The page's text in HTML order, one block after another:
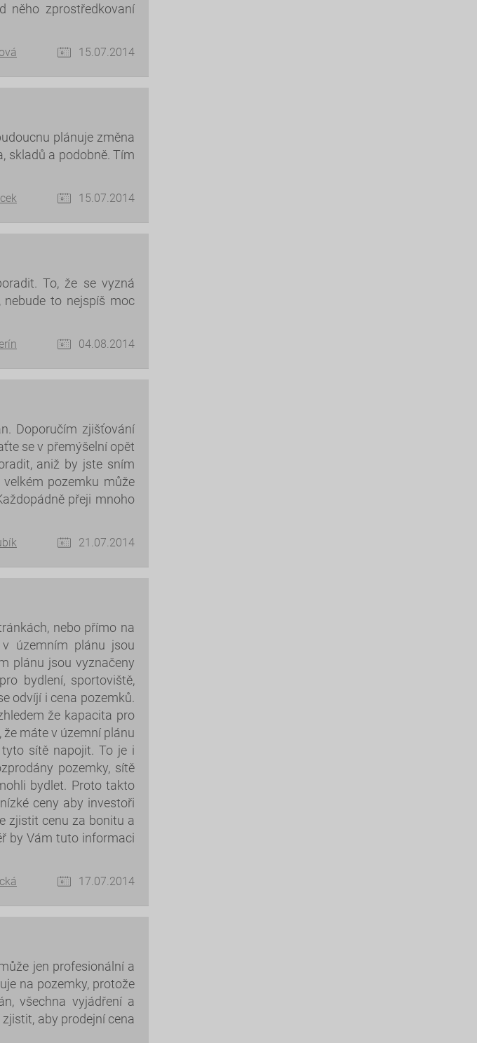
něho zprostředkovaní
15.07.2014
plánuje změna
skladů a podobně. Tím
15.07.2014
To, že se vyzná
nebude to nejspíš moc
04.08.2014
Doporučím zjišťování
se v přemýšelní opět
aniž by jste sním
pozemku může
přeji mnoho
21.07.2014
nebo přímo na
územním plánu jsou
plánu jsou vyznačeny
bydlení, sportoviště,
odvíjí i cena pozemků.
že kapacita pro
máte v územní plánu
sítě napojit. To je i
pozemky, sítě
bydlet. Proto takto
ceny aby investoři
zjistit cenu za bonitu a
by Vám tuto informaci
17.07.2014
jen profesionální a
na pozemky, protože
všechna vyjádření a
aby prodejní cena